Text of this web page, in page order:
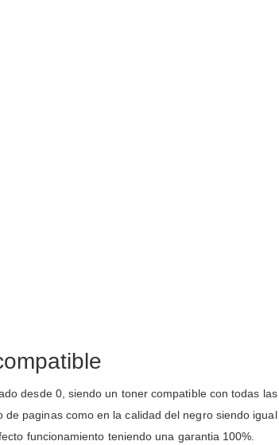
desde 0, siendo un toner compatible con todas
paginas como en la calidad del negro siendo
funcionamiento teniendo una garantia 100%.